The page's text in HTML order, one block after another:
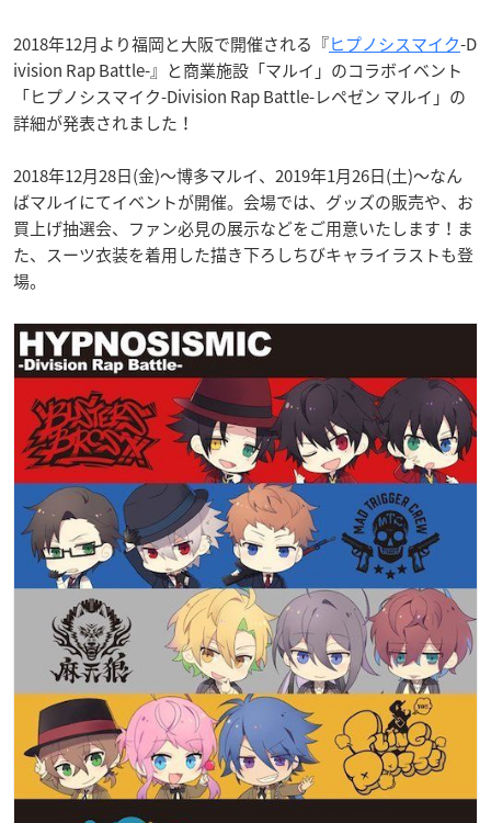
2018年12月より福岡と大阪で開催される『ヒプノシスマイク-D
ivision Rap Battle-』と商業施設「マルイ」のコラボイベント
「ヒプノシスマイク-Division Rap Battle-レペゼン マルイ」の
詳細が発表されました！
2018年12月28日(金)～博多マルイ、2019年1月26日(土)～なん
ばマルイにてイベントが開催。会場では、グッズの販売や、お
買上げ抽選会、ファン必見の展示などをご用意いたします！ま
た、スーツ衣装を着用した描き下ろしちびキャライラストも登
場。